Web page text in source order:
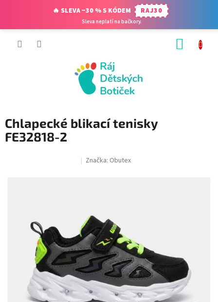
Chlapecké blikací tenisky
FE32818-2
Značka: Obutex
🔥 SLEVA −30 % S KÓDEM RAJ30
Sleva neplatí na bačkory.